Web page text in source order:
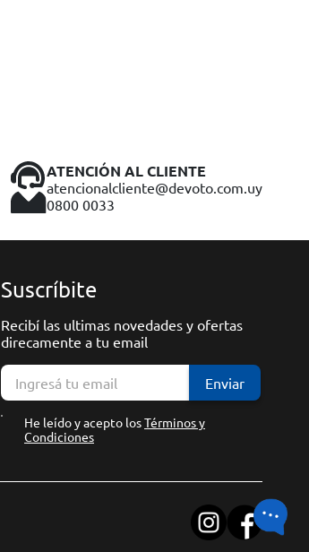
ATENCIÓN AL CLIENTE
atencionalcliente@devoto.com.uy
0800 0033
Suscríbite
Recibí las ultimas novedades y ofertas
direcamente a tu email
Enviar
He leído y acepto losTérminos y
Condiciones